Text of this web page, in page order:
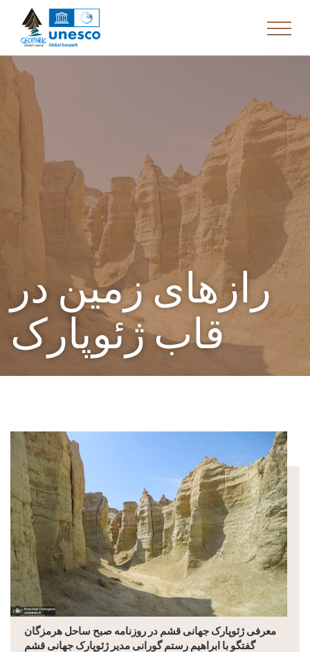
رازهای زمین در
قاب ژئوپارک
معرفی ژئوپارک جهانی قشم در روزنامه صبح ساحل هرمزگان
گفتگو با ابراهیم رستم گورانی مدیر ژئوپارک جهانی قشم